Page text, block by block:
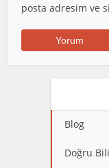
posta adresim ve
Blog
Doğru